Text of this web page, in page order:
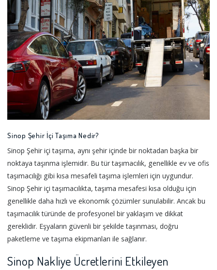
Sinop Şehir İçi Taşıma Nedir?
Sinop Şehir içi taşıma, aynı şehir içinde bir noktadan başka bir
noktaya taşınma işlemidir. Bu tür taşımacılık, genellikle ev ve ofis
taşımacılığı gibi kısa mesafeli taşıma işlemleri için uygundur.
Sinop Şehir içi taşımacılıkta, taşıma mesafesi kısa olduğu için
genellikle daha hızlı ve ekonomik çözümler sunulabilir. Ancak bu
taşımacılık türünde de profesyonel bir yaklaşım ve dikkat
gereklidir. Eşyaların güvenli bir şekilde taşınması, doğru
paketleme ve taşıma ekipmanları ile sağlanır.
Sinop Nakliye Ücretlerini Etkileyen